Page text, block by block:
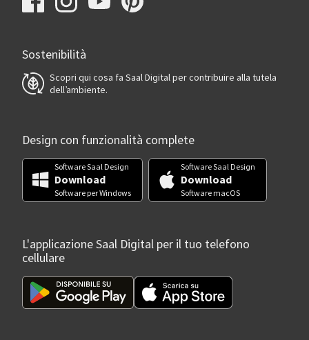
Sostenibilità
Scopri qui cosa fa Saal Digital per contribuire alla tutela
dell’ambiente.
Design con funzionalità complete
Software Saal Design
Download
Software per Windows
Software Saal Design
Download
Software macOS
L'applicazione Saal Digital per il tuo telefono
cellulare